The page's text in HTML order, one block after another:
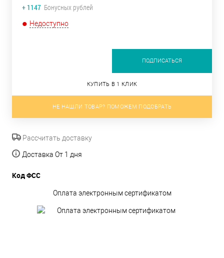
+ 1147 Бонусных рублей
Недоступно
ПОДПИСАТЬСЯ
КУПИТЬ В 1 КЛИК
НЕ НАШЛИ ТОВАР? ПОМОЖЕМ ПОДОБРАТЬ
Рассчитать доставку
Доставка От 1 дня
Код ФСС
Оплата электронным сертификатом